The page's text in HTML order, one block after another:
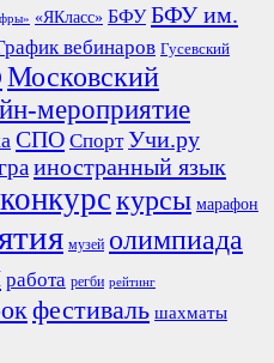
«ЯКласс» БФУ БФУ им.
вебинаров Гусевский
Московский
мероприятие
СПО Спорт Учи.ру
иностранный язык
конкурскурсы марафон
музей олимпиада
работа регби рейтинг
фестиваль шахматы